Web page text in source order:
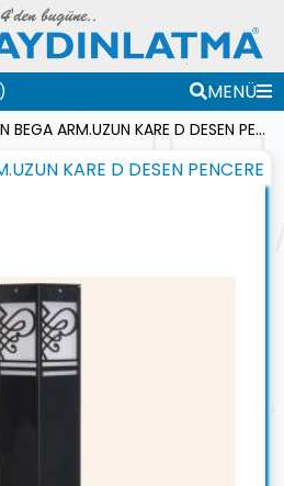
MENÜ
MODERN BEGA ARM.UZUN KARE D DESEN PENCERE
KARE D DESEN PENCERE